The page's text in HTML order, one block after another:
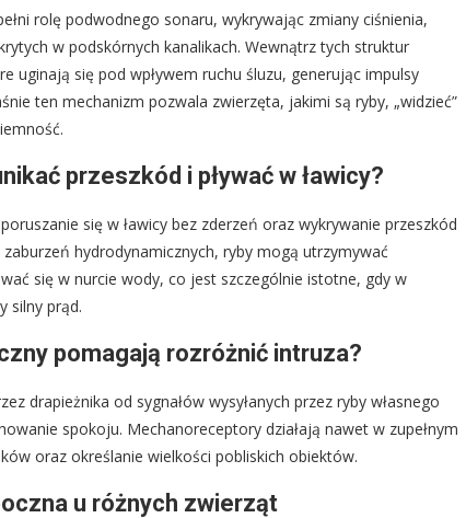
rolę podwodnego sonaru, wykrywając zmiany ciśnienia,
w podskórnych kanalikach. Wewnątrz tych struktur
uginają się pod wpływem ruchu śluzu, generując impulsy
ten mechanizm pozwala zwierzęta, jakimi są ryby, „widzieć”
przeszkód i pływać w ławicy?
się w ławicy bez zderzeń oraz wykrywanie przeszkód
hydrodynamicznych, ryby mogą utrzymywać
się w nurcie wody, co jest szczególnie istotne, gdy w
silny prąd.
pomagają rozróżnić intruza?
drapieżnika od sygnałów wysyłanych przez ryby własnego
spokoju. Mechanoreceptory działają nawet w zupełnym
oraz określanie wielkości pobliskich obiektów.
u różnych zwierząt